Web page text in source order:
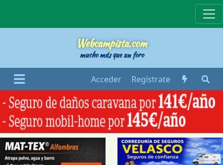
Webcampista.com
mucho más que un foro
Acceder Regístrate